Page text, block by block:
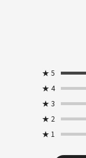
★ 5
★ 4
★ 3
★ 2
★ 1